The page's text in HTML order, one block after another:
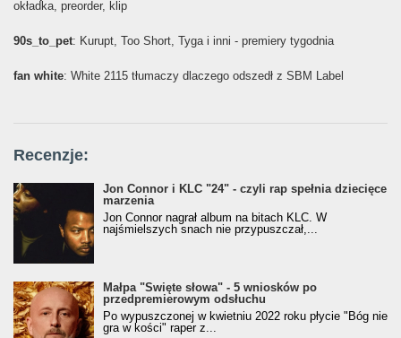
okładka, preorder, klip
90s_to_pet: Kurupt, Too Short, Tyga i inni - premiery tygodnia
fan white: White 2115 tłumaczy dlaczego odszedł z SBM Label
Recenzje:
Jon Connor i KLC "24" - czyli rap spełnia dziecięce
marzenia
Jon Connor nagrał album na bitach KLC. W
najśmielszych snach nie przypuszczał,...
Małpa "Święte słowa" - 5 wniosków po
przedpremierowym odsłuchu
Po wypuszczonej w kwietniu 2022 roku płycie "Bóg nie
gra w kości" raper z...